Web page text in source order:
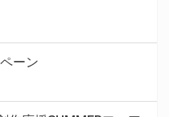
ーン